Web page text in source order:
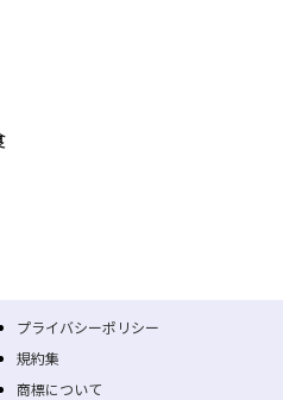
プライバシーポリシー
規約集
商標について